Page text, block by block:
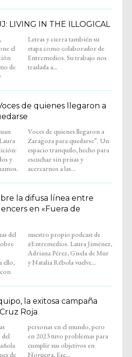
LIVING IN THE ILLOGICAL
el
de
de
traslada a...
de quienes llegaron a
a
Un
acercarnos a las...
la difusa línea entre
en «Fuera de
del
ello,
de
y Natalia Rébola vuelve...
la exitosa campaña
Roja
de
en
Noruega. Ese...